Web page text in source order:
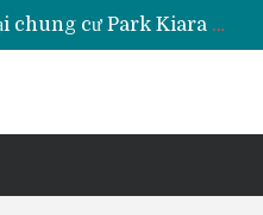
Taxi tải giá rẻ tại chung cư Park Kiara Hà Đông
Taxi tải giá rẻ tại chung cư Grande Park Phú Lãm